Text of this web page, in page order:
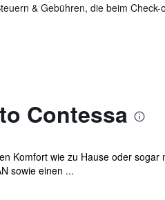
& Gebühren, die beim Check-
Contessa
Komfort wie zu Hause oder
sowie einen ...